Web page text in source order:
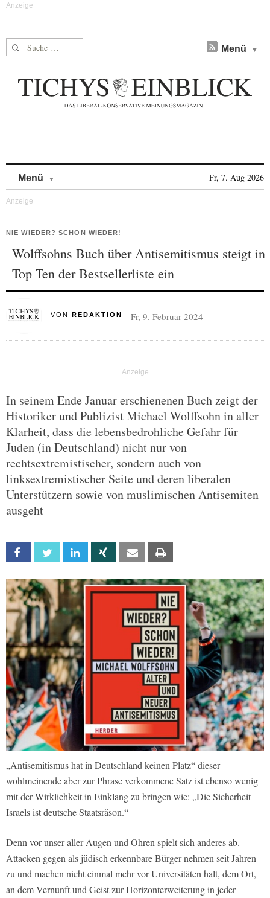
Suche nach: Menü
Menü Fr, 7. Aug 2026
NIE WIEDER? SCHON WIEDER!
Wolffsohns Buch über Antisemitismus steigt in
Top Ten der Bestsellerliste ein
VON REDAKTION Fr, 9. Februar 2024
In seinem Ende Januar erschienenen Buch zeigt der
Historiker und Publizist Michael Wolffsohn in aller
Klarheit, dass die lebensbedrohliche Gefahr für
Juden (in Deutschland) nicht nur von
rechtsextremistischer, sondern auch von
linksextremistischer Seite und deren liberalen
Unterstützern sowie von muslimischen Antisemiten
ausgeht
Facebook Twitter Linkedin Xing Email
„Antisemitismus hat in Deutschland keinen Platz“ dieser
wohlmeinende aber zur Phrase verkommene Satz ist ebenso wenig
mit der Wirklichkeit in Einklang zu bringen wie: „Die Sicherheit
Israels ist deutsche Staatsräson.“
Denn vor unser aller Augen und Ohren spielt sich anderes ab.
Attacken gegen als jüdisch erkennbare Bürger nehmen seit Jahren
zu und machen nicht einmal mehr vor Universitäten halt, dem Ort,
an dem Vernunft und Geist zur Horizonterweiterung in jeder